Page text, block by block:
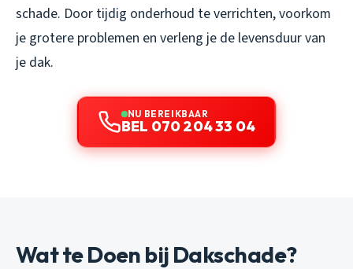
schade. Door tijdig onderhoud te verrichten, voorkom
je grotere problemen en verleng je de levensduur van
je dak.
NU BEREIKBAAR
BEL 070 204 33 04
Wat te Doen bij Dakschade?